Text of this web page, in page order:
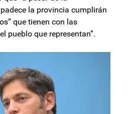
la provincia cumplirán
que tienen con las
pueblo que representan”.